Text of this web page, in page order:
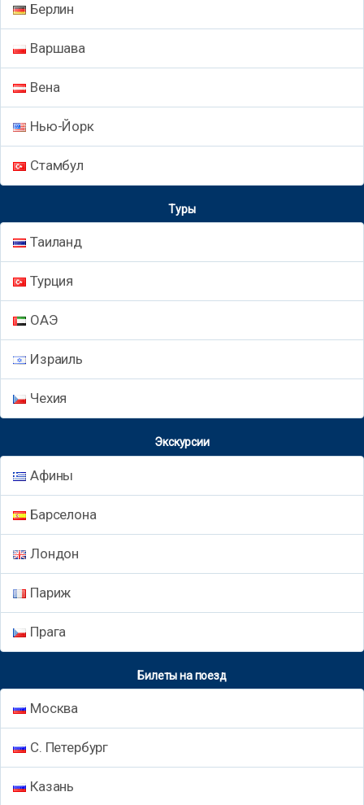
Берлин
Варшава
Вена
Нью-Йорк
Стамбул
Туры
Таиланд
Турция
ОАЭ
Израиль
Чехия
Экскурсии
Афины
Барселона
Лондон
Париж
Прага
Билеты на поезд
Москва
С. Петербург
Казань